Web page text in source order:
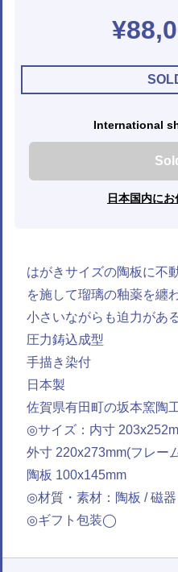
International
日本国内に
はがきサイズの陶板に不
を施して瑠璃の釉薬を纏
小さいながらも迫力があ
圧力鋳込成型
手描き染付
日本製
佐賀県有田町の坂本窯陶
◎サイズ：内寸
外寸 220x273mm(フレーム
陶板 100x145mm
◎材質・素材：陶板 / 磁
◎ギフト包装◯